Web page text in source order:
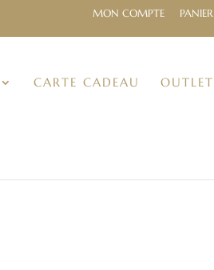
MON COMPTE PANIER
CARTE CADEAU OUTLET